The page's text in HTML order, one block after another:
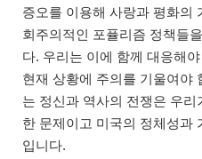
증오를 이용해 사랑과 평화의
회주의적인 포퓰리즘 정책들
다. 우리는 이에 함께 대응해
현재 상황에 주의를 기울여야
는 정신과 역사의 전쟁은 우
한 문제이고 미국의 정체성과
입니다.